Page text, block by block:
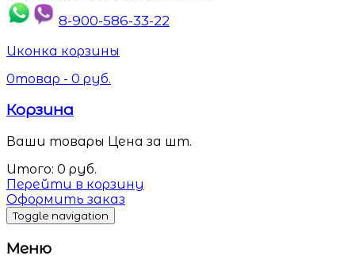
8-900-586-33-22
Иконка корзины
0товар - 0 руб.
Корзина
Ваши товары Цена за шт.
Итого: 0 руб.
Перейти в корзину
Оформить заказ
Toggle navigation
Меню